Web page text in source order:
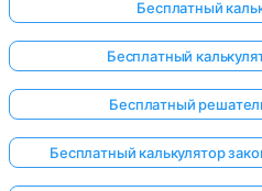
Бесплатный
Бесплатный
Бесплатный
Бесплатный калькулятор